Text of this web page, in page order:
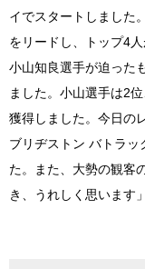
イでスタートしました
をリードし、トップ4
小山知良選手が迫った
ました。小山選手は2
獲得しました。今日の
ブリヂストン バトラッ
た。また、大勢の観客
き、うれしく思います」